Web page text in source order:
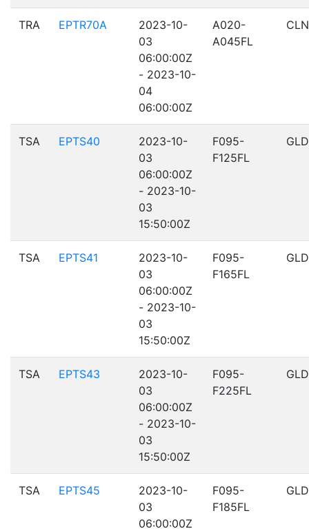
TRA EPTR70A
2023-10-
03
06:00:00Z
- 2023-10-
04
06:00:00Z
A020-
A045FL
CLN
TSA EPTS40
2023-10-
03
06:00:00Z
- 2023-10-
03
15:50:00Z
F095-
F125FL
GLD
TSA EPTS41
2023-10-
03
06:00:00Z
- 2023-10-
03
15:50:00Z
F095-
F165FL
GLD
TSA EPTS43
2023-10-
03
06:00:00Z
- 2023-10-
03
15:50:00Z
F095-
F225FL
GLD
TSA EPTS45
2023-10-
03
06:00:00Z
F095-
F185FL
GLD